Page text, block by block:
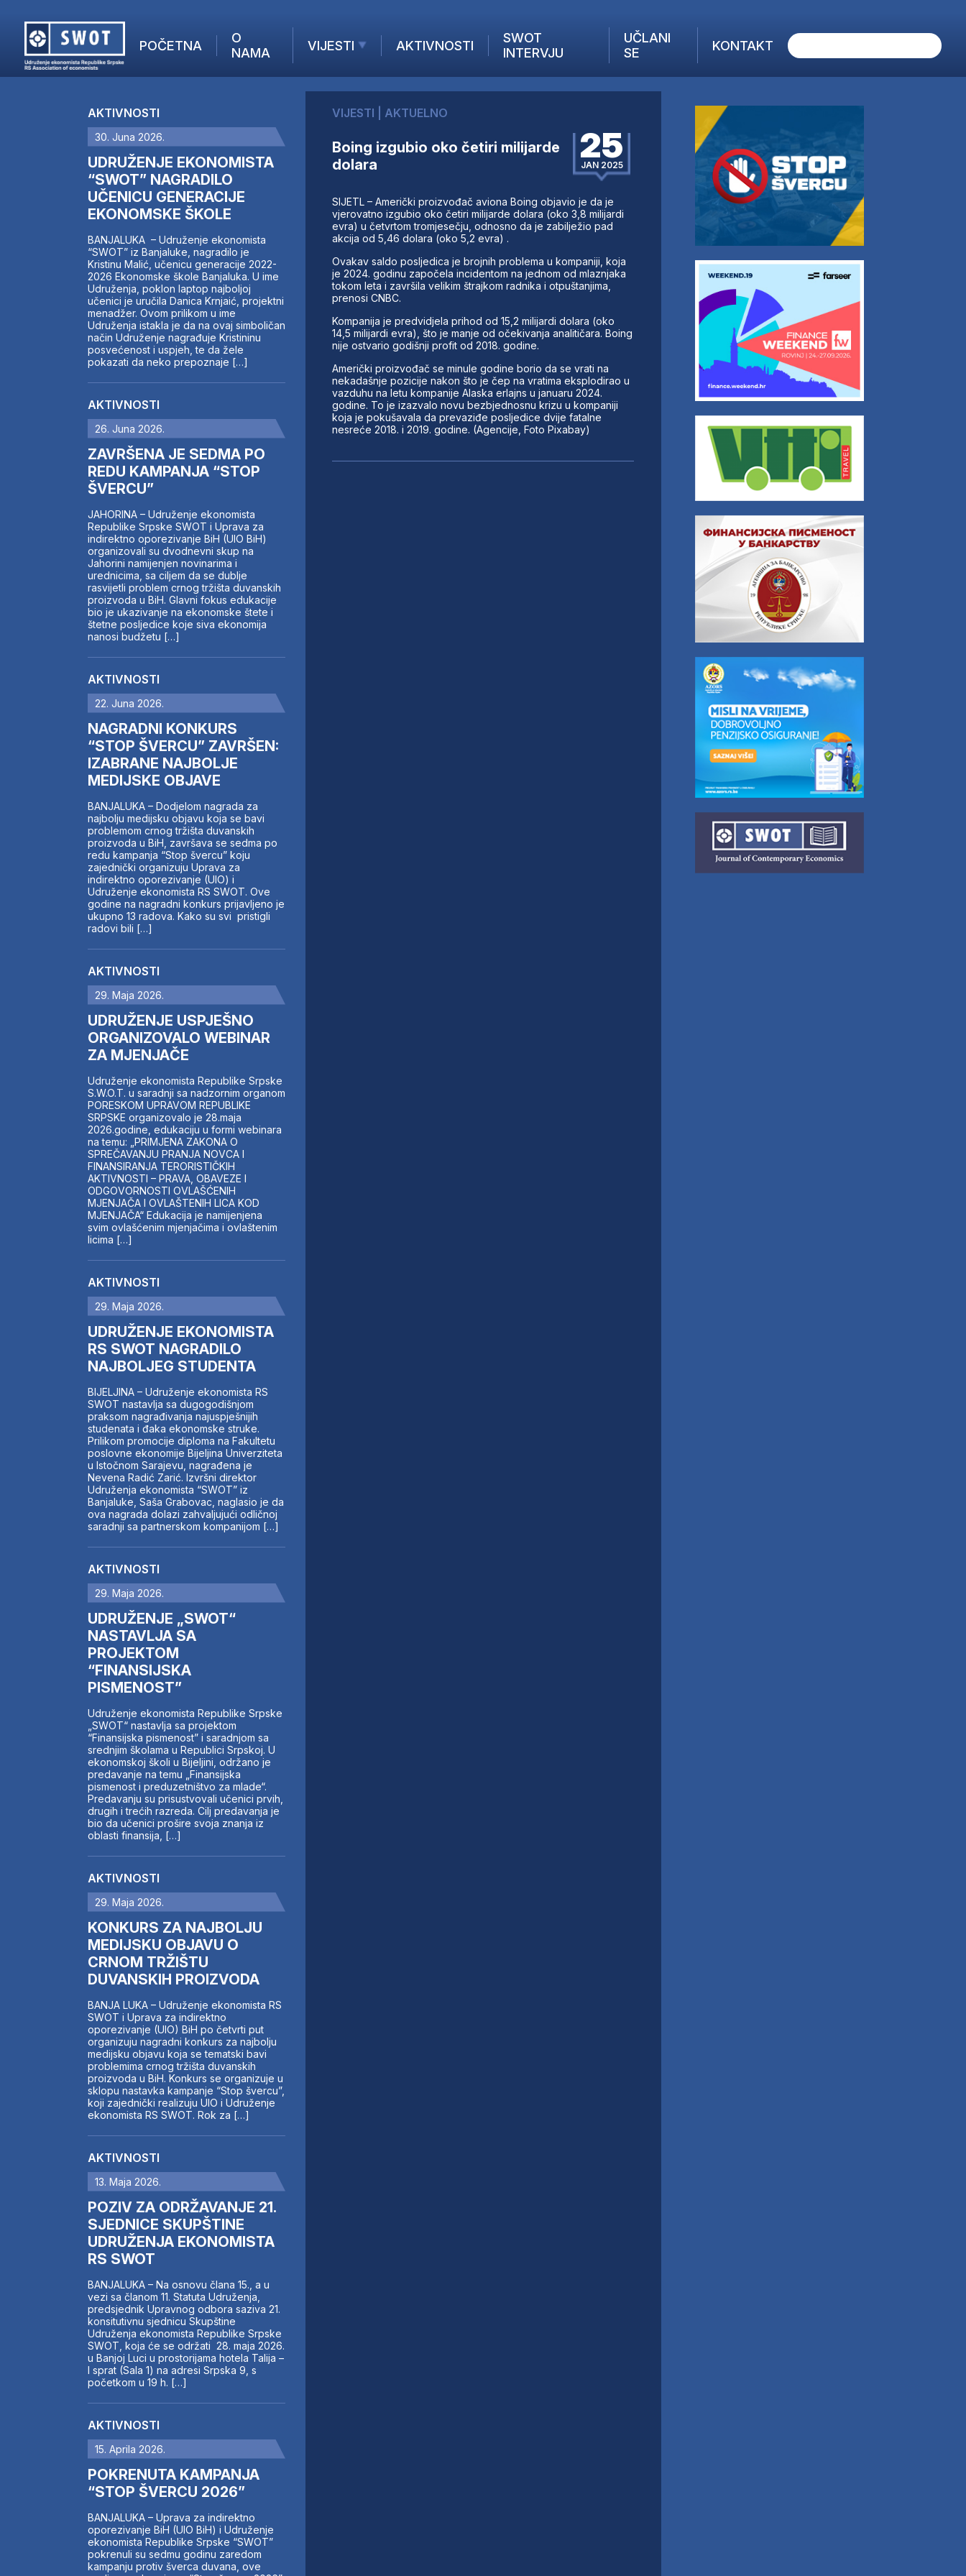
POČETNA
O
NAMA
VIJESTI
AKTUELNO
KOMPANIJE
FINANSIJE
IZ STRANIH MEDIJA
AKTIVNOSTI
SWOT
INTERVJU
UČLANI
SE
KONTAKT
AKTUELNO
ANALIZE
KOMPANIJE
FINANSIJE
IZ STRANIH MEDIJA
AKTIVNOSTI
SWOT INTERVJU
UČLANI SE
KONTAKT
AKTIVNOSTI
30. Juna 2026.
UDRUŽENJE EKONOMISTA
“SWOT” NAGRADILO
UČENICU GENERACIJE
EKONOMSKE ŠKOLE
BANJALUKA – Udruženje ekonomista
“SWOT” iz Banjaluke, nagradilo je
Kristinu Malić, učenicu generacije 2022-
2026 Ekonomske škole Banjaluka. U ime
Udruženja, poklon laptop najboljoj
učenici je uručila Danica Krnjaić, projektni
menadžer. Ovom prilikom u ime
Udruženja istakla je da na ovaj simboličan
način Udruženje nagrađuje Kristininu
posvećenost i uspjeh, te da žele
pokazati da neko prepoznaje […]
AKTIVNOSTI
26. Juna 2026.
ZAVRŠENA JE SEDMA PO
REDU KAMPANJA “STOP
ŠVERCU”
JAHORINA – Udruženje ekonomista
Republike Srpske SWOT i Uprava za
indirektno oporezivanje BiH (UIO BiH)
organizovali su dvodnevni skup na
Jahorini namijenjen novinarima i
urednicima, sa ciljem da se dublje
rasvijetli problem crnog tržišta duvanskih
proizvoda u BiH. Glavni fokus edukacije
bio je ukazivanje na ekonomske štete i
štetne posljedice koje siva ekonomija
nanosi budžetu […]
AKTIVNOSTI
22. Juna 2026.
NAGRADNI KONKURS
“STOP ŠVERCU” ZAVRŠEN:
IZABRANE NAJBOLJE
MEDIJSKE OBJAVE
BANJALUKA – Dodjelom nagrada za
najbolju medijsku objavu koja se bavi
problemom crnog tržišta duvanskih
proizvoda u BiH, završava se sedma po
redu kampanja “Stop švercu” koju
zajednički organizuju Uprava za
indirektno oporezivanje (UIO) i
Udruženje ekonomista RS SWOT. Ove
godine na nagradni konkurs prijavljeno je
ukupno 13 radova. Kako su svi pristigli
radovi bili […]
AKTIVNOSTI
29. Maja 2026.
UDRUŽENJE USPJEŠNO
ORGANIZOVALO WEBINAR
ZA MJENJAČE
Udruženje ekonomista Republike Srpske
S.W.O.T. u saradnji sa nadzornim organom
PORESKOM UPRAVOM REPUBLIKE
SRPSKE organizovalo je 28.maja
2026.godine, edukaciju u formi webinara
na temu: „PRIMJENA ZAKONA O
SPREČAVANJU PRANJA NOVCA I
FINANSIRANJA TERORISTIČKIH
AKTIVNOSTI – PRAVA, OBAVEZE I
ODGOVORNOSTI OVLAŠĆENIH
MJENJAČA I OVLAŠTENIH LICA KOD
MJENJAČA“ Edukacija je namijenjena
svim ovlašćenim mjenjačima i ovlaštenim
licima […]
AKTIVNOSTI
29. Maja 2026.
UDRUŽENJE EKONOMISTA
RS SWOT NAGRADILO
NAJBOLJEG STUDENTA
BIJELJINA – Udruženje ekonomista RS
SWOT nastavlja sa dugogodišnjom
praksom nagrađivanja najuspješnijih
studenata i đaka ekonomske struke.
Prilikom promocije diploma na Fakultetu
poslovne ekonomije Bijeljina Univerziteta
u Istočnom Sarajevu, nagrađena je
Nevena Radić Zarić. Izvršni direktor
Udruženja ekonomista “SWOT” iz
Banjaluke, Saša Grabovac, naglasio je da
ova nagrada dolazi zahvaljujući odličnoj
saradnji sa partnerskom kompanijom […]
AKTIVNOSTI
29. Maja 2026.
UDRUŽENJE „SWOT“
NASTAVLJA SA
PROJEKTOM
“FINANSIJSKA
PISMENOST”
Udruženje ekonomista Republike Srpske
„SWOT“ nastavlja sa projektom
“Finansijska pismenost” i saradnjom sa
srednjim školama u Republici Srpskoj. U
ekonomskoj školi u Bijeljini, održano je
predavanje na temu „Finansijska
pismenost i preduzetništvo za mlade“.
Predavanju su prisustvovali učenici prvih,
drugih i trećih razreda. Cilj predavanja je
bio da učenici prošire svoja znanja iz
oblasti finansija, […]
AKTIVNOSTI
29. Maja 2026.
KONKURS ZA NAJBOLJU
MEDIJSKU OBJAVU O
CRNOM TRŽIŠTU
DUVANSKIH PROIZVODA
BANJA LUKA – Udruženje ekonomista RS
SWOT i Uprava za indirektno
oporezivanje (UIO) BiH po četvrti put
organizuju nagradni konkurs za najbolju
medijsku objavu koja se tematski bavi
problemima crnog tržišta duvanskih
proizvoda u BiH. Konkurs se organizuje u
sklopu nastavka kampanje “Stop švercu”,
koji zajednički realizuju UIO i Udruženje
ekonomista RS SWOT. Rok za […]
AKTIVNOSTI
13. Maja 2026.
POZIV ZA ODRŽAVANJE 21.
SJEDNICE SKUPŠTINE
UDRUŽENJA EKONOMISTA
RS SWOT
BANJALUKA – Na osnovu člana 15., a u
vezi sa članom 11. Statuta Udruženja,
predsjednik Upravnog odbora saziva 21.
konsitutivnu sjednicu Skupštine
Udruženja ekonomista Republike Srpske
SWOT, koja će se održati 28. maja 2026.
u Banjoj Luci u prostorijama hotela Talija –
I sprat (Sala 1) na adresi Srpska 9, s
početkom u 19 h. […]
AKTIVNOSTI
15. Aprila 2026.
POKRENUTA KAMPANJA
“STOP ŠVERCU 2026”
BANJALUKA – Uprava za indirektno
oporezivanje BiH (UIO BiH) i Udruženje
ekonomista Republike Srpske “SWOT”
pokrenuli su sedmu godinu zaredom
kampanju protiv šverca duvana, ove
VIJESTI AKTUELNO
Boing izgubio oko četiri milijarde
dolara
25
JAN 2025
SIJETL – Američki proizvođač aviona Boing objavio je da je
vjerovatno izgubio oko četiri milijarde dolara (oko 3,8 milijardi
evra) u četvrtom tromjesečju, odnosno da je zabilježio pad
akcija od 5,46 dolara (oko 5,2 evra) .
Ovakav saldo posljedica je brojnih problema u kompaniji, koja
je 2024. godinu započela incidentom na jednom od mlaznjaka
tokom leta i završila velikim štrajkom radnika i otpuštanjima,
prenosi CNBC.
Kompanija je predvidjela prihod od 15,2 milijardi dolara (oko
14,5 milijardi evra), što je manje od očekivanja analitičara. Boing
nije ostvario godišnji profit od 2018. godine.
Američki proizvođač se minule godine borio da se vrati na
nekadašnje pozicije nakon što je čep na vratima eksplodirao u
vazduhu na letu kompanije Alaska erlajns u januaru 2024.
godine. To je izazvalo novu bezbjednosnu krizu u kompaniji
koja je pokušavala da prevaziđe posljedice dvije fatalne
nesreće 2018. i 2019. godine. (Agencije, Foto Pixabay)